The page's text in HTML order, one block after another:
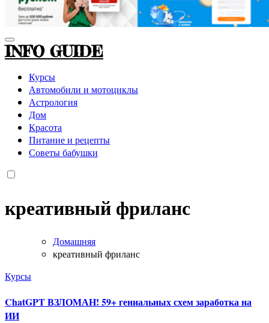
INFO GUIDE
Курсы
Автомобили и мотоциклы
Астрология
Дом
Красота
Питание и рецепты
Советы бабушки
креативный фриланс
Домашняя
креативный фриланс
Курсы
ChatGPT ВЗЛОМАН! 59+ гениальных схем заработка на
ИИ